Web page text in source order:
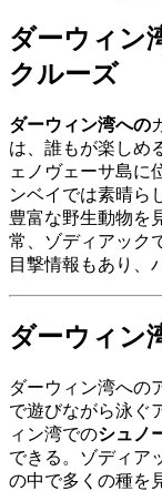
ダーウィン
クルーズ
ダーウィン湾への
は、誰もが楽しめ
ェノヴェーサ島に
ンベイでは素晴ら
豊富な野生動物を
常、ゾディアック
目撃情報もあり、
ダーウィン
ダーウィン湾への
で遊びながら泳ぐ
ィン湾でのシュノ
できる。ゾディア
の中で多くの種を